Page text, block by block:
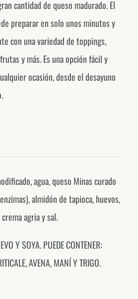
cantidad de queso madurado. El
preparar en solo unos minutos y
con una variedad de toppings,
y más. Es una opción fácil y
ocasión, desde el desayuno
agua, queso Minas curado
almidón de tapioca, huevos,
agria y sal.
Y SOYA. PUEDE CONTENER:
AVENA, MANÍ Y TRIGO.